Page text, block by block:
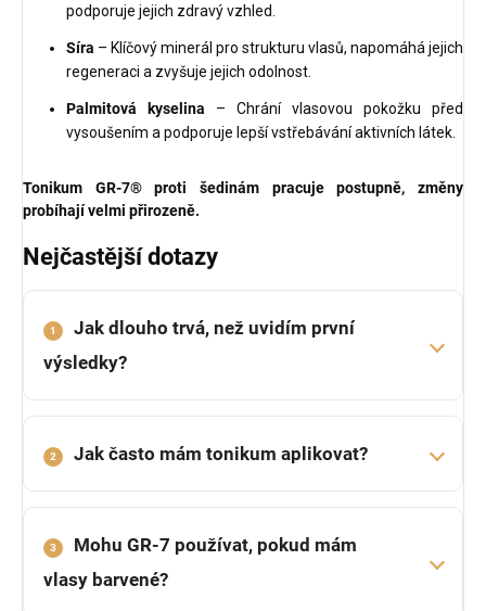
podporuje jejich zdravý vzhled.
Síra – Klíčový minerál pro strukturu vlasů, napomáhá jejich
regeneraci a zvyšuje jejich odolnost.
Palmitová kyselina – Chrání vlasovou pokožku před
vysoušením a podporuje lepší vstřebávání aktivních látek.
Tonikum GR-7® proti šedinám pracuje postupně, změny
probíhají velmi přirozeně.
Nejčastější dotazy
1
Jak dlouho trvá, než uvidím první
výsledky?
2 Jak často mám tonikum aplikovat?
3
Mohu GR-7 používat, pokud mám
vlasy barvené?